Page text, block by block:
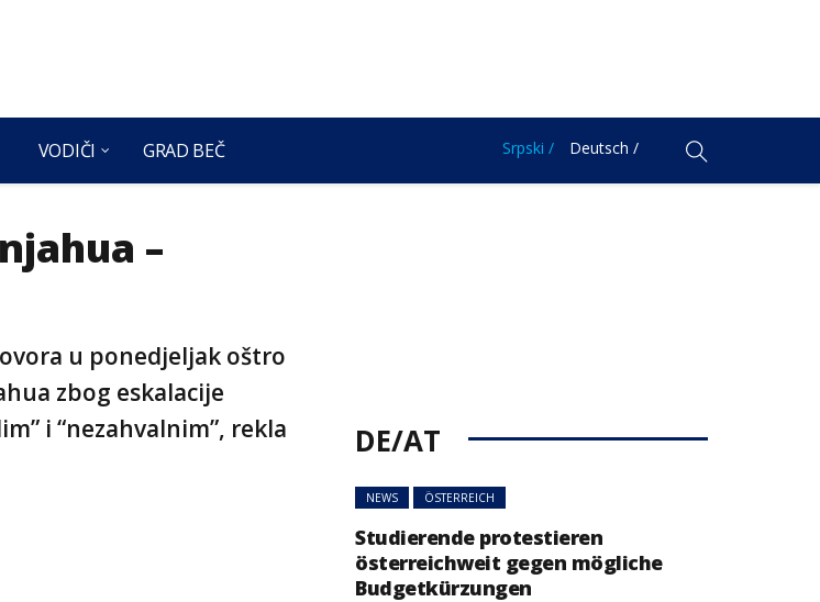
VODIČI GRAD BEČ Srpski / Deutsch /
–
u ponedjeljak oštro
zbog eskalacije
i “nezahvalnim”, rekla
DE/AT
NEWS ÖSTERREICH
Studierende protestieren
österreichweit gegen mögliche
Budgetkürzungen